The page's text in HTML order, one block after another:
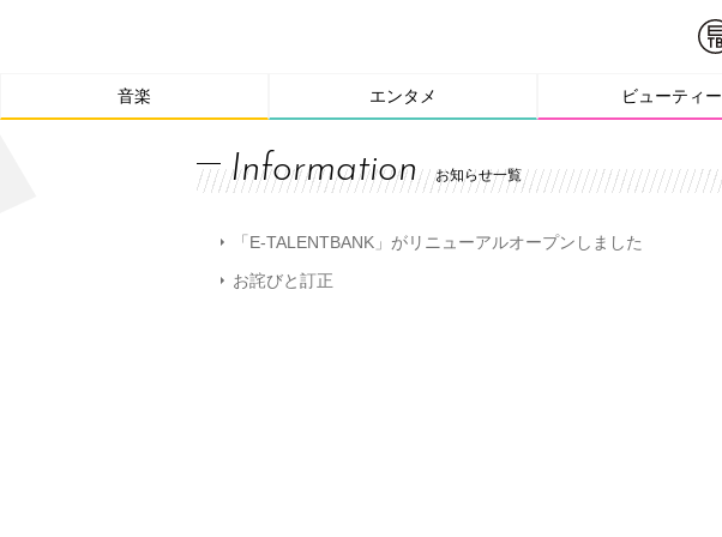
音楽 エンタメ ビューティー
Information お知らせ一覧
「E-TALENTBANK」がリニューアルオープンしました
お詫びと訂正